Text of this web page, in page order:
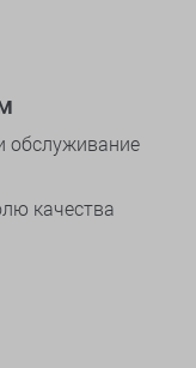
обслуживание
качества